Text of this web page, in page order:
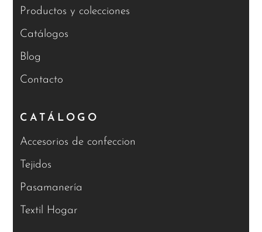
Productos y colecciones
Catálogos
Blog
Contacto
CATÁLOGO
Accesorios de confeccion
Tejidos
Pasamanería
Textil Hogar